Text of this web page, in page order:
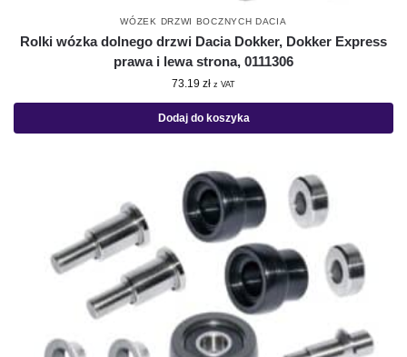
WÓZEK DRZWI BOCZNYCH DACIA
Rolki wózka dolnego drzwi Dacia Dokker, Dokker Express
prawa i lewa strona, 0111306
73.19 zł z VAT
Dodaj do koszyka